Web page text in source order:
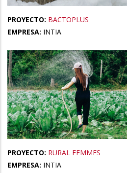
PROYECTO: BACTOPLUS
EMPRESA: INTIA
PROYECTO: RURAL FEMMES
EMPRESA: INTIA